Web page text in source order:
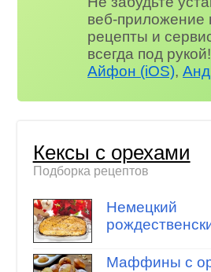
веб-приложение
рецепты и
всегда под рукой!
Айфон (iOS),
Кексы с орехами
Подборка рецептов
Немецкий
Маффины с